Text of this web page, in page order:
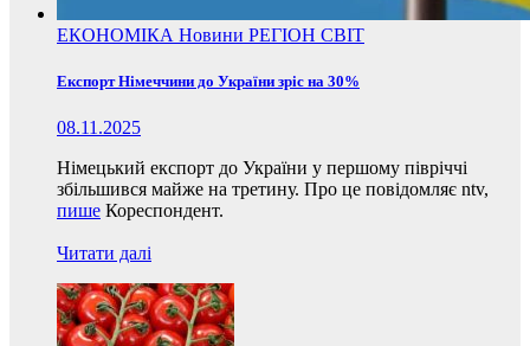
ЕКОНОМІКА Новини РЕГІОН СВІТ
Експорт Німеччини до України зріс на 30%
08.11.2025
Німецький експорт до України у першому півріччі
збільшився майже на третину. Про це повідомляє ntv,
пише Кореспондент.
Читати далі